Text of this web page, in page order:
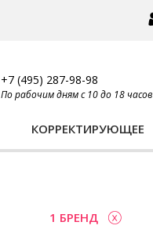
+7 (495) 287-98-98
По рабочим дням с 10 до 18 часов
КОРРЕКТИРУЮЩЕЕ
1 БРЕНД